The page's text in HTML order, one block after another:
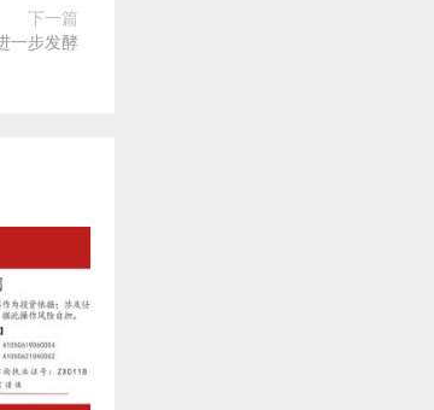
下一篇
一步发酵